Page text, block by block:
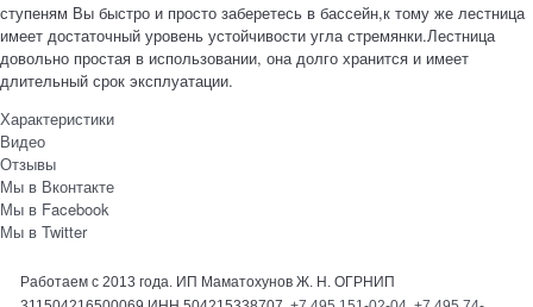
ступеням Вы быстро и просто заберетесь в бассейн,к тому же лестница
имеет достаточный уровень устойчивости угла стремянки.Лестница
довольно простая в использовании, она долго хранится и имеет
длительный срок эксплуатации.
Характеристики
Видео
Отзывы
Мы в Вконтакте
Мы в Facebook
Мы в Twitter
Работаем с 2013 года. ИП Маматохунов Ж. Н. ОГРНИП